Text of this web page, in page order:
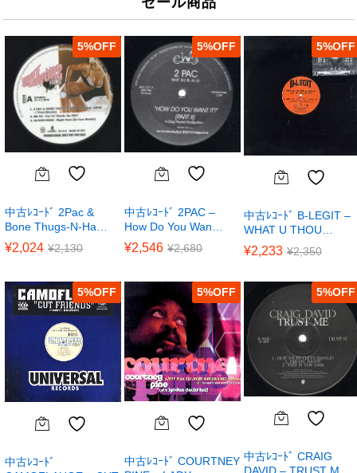
5%
中古ﾚｺｰﾄﾞ 2Pac &
Bone Thugs-N-Ha…
¥2,024 ¥2,130
5%
中古ﾚｺｰﾄﾞ 2PAC –
How Do You Wan…
¥2,546 ¥2,680
5%
中古ﾚｺｰﾄﾞ B-LEGIT –
WHAT U THOU…
¥2,233 ¥2,350
5%
中古ﾚｺｰﾄﾞ
5%
中古ﾚｺｰﾄﾞ COURTNEY
5%
中古ﾚｺｰﾄﾞ CRAIG